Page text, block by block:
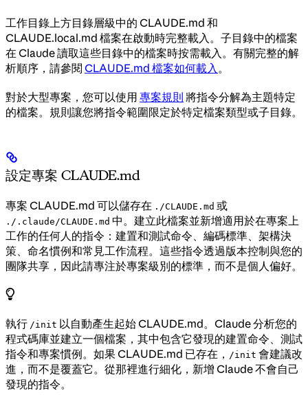
工作目錄上方目錄層級中的 CLAUDE.md 和
CLAUDE.local.md 檔案在啟動時完整載入。子目錄中的檔案
在 Claude 讀取這些目錄中的檔案時按需載入。有關完整的解
析順序，請參閱 CLAUDE.md 檔案如何載入。
對於大型專案，您可以使用 專案規則 將指令分解為主題特定
的檔案。規則讓您將指令範圍限定於特定檔案類型或子目錄。
設定專案 CLAUDE.md
專案 CLAUDE.md 可以儲存在 ./CLAUDE.md 或
./.claude/CLAUDE.md 中。建立此檔案並新增適用於在專案上
工作的任何人的指令：建置和測試命令、編碼標準、架構決
策、命名慣例和常見工作流程。這些指令透過版本控制與您的
團隊共享，因此請專注於專案級別的標準，而不是個人偏好。
執行 /init 以自動產生起始 CLAUDE.md。Claude 分析您的
程式碼庫並建立一個檔案，其中包含它發現的建置命令、測試
指令和專案慣例。如果 CLAUDE.md 已存在， /init 會建議改
進，而不是覆蓋它。從那裡進行細化，新增 Claude 不會自己
發現的指令。